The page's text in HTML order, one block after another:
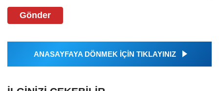
Gönder
ANASAYFAYA DÖNMEK İÇİN TIKLAYINIZ